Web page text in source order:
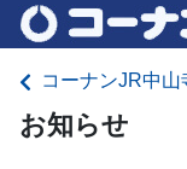
コーナンJR中山
お知らせ